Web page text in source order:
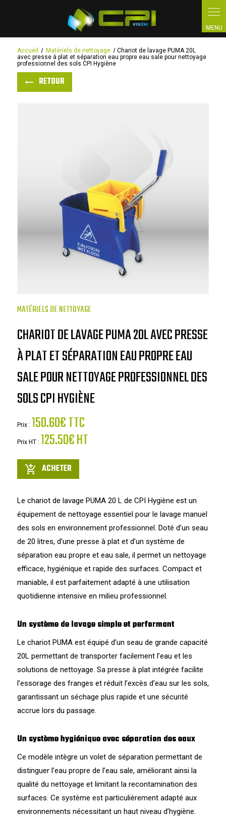
Accueil Matériels de nettoyage
Chariot de lavage PUMA 20L
avec presse à plat et séparation eau propre eau sale pour nettoyage
professionnel des sols CPI Hygiène
RETOUR
MATÉRIELS DE NETTOYAGE
CHARIOT DE LAVAGE PUMA 20L AVEC PRESSE
À PLAT ET SÉPARATION EAU PROPRE EAU
SALE POUR NETTOYAGE PROFESSIONNEL DES
SOLS CPI HYGIÈNE
Prix : 150.60€ TTC
Prix HT : 125.50€ HT
add_shopping_cart ACHETER
Le chariot de lavage PUMA 20 L de CPI Hygiène est un
équipement de nettoyage essentiel pour le lavage manuel
des sols en environnement professionnel. Doté d’un seau
de 20 litres, d’une presse à plat et d’un système de
séparation eau propre et eau sale, il permet un nettoyage
efficace, hygiénique et rapide des surfaces. Compact et
maniable, il est parfaitement adapté à une utilisation
quotidienne intensive en milieu professionnel.
Un système de lavage simple et performant
Le chariot PUMA est équipé d’un seau de grande capacité
20L permettant de transporter facilement l’eau et les
solutions de nettoyage. Sa presse à plat intégrée facilite
l’essorage des franges et réduit l’excès d’eau sur les sols,
garantissant un séchage plus rapide et une sécurité
accrue lors du passage.
Un système hygiénique avec séparation des eaux
Ce modèle intègre un volet de séparation permettant de
distinguer l’eau propre de l’eau sale, améliorant ainsi la
qualité du nettoyage et limitant la recontamination des
surfaces. Ce système est particulièrement adapté aux
environnements nécessitant un haut niveau d’hygiène.